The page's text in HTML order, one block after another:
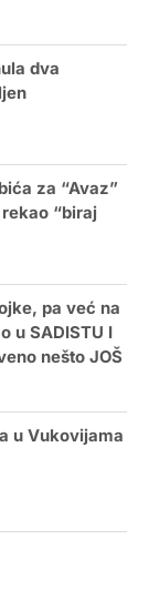
dva
za “Avaz”
“biraj
pa već na
u SADISTU I
nešto JOŠ
u Vukovijama